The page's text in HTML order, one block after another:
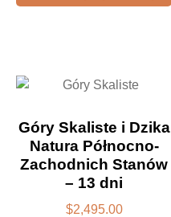
Góry Skaliste i Dzika
Natura Północno-
Zachodnich Stanów
– 13 dni
$2,495.00